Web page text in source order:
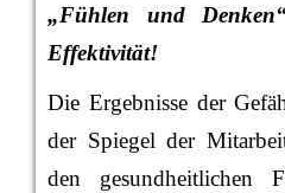
„Fühlen und
Effektivität!
Die Ergebnisse der
der Spiegel der
den gesundheitlichen